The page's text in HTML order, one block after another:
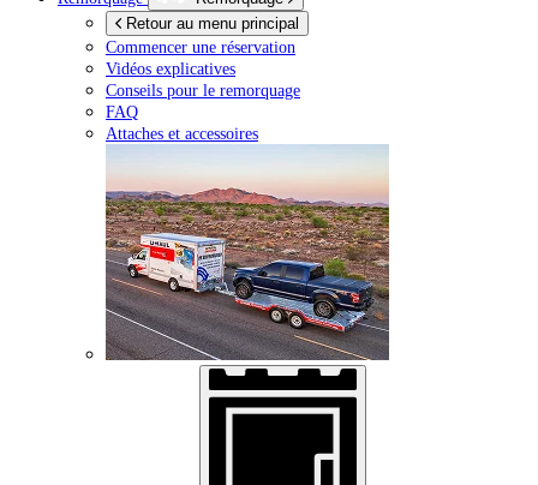
Retour au menu principal
Commencer une réservation
Vidéos explicatives
Conseils pour le remorquage
FAQ
Attaches et accessoires